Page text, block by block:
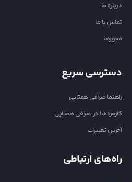
درباره ما
تماس با ما
مجوزها
دسترسی سریع
راهنما صرافی همتاپی
کارمزدها در صرافی همتاپی
آخرین تغییرات
راه‌های ارتباطی